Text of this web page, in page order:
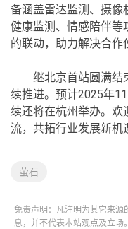
备涵盖雷达监测、摄像
健康监测、情感陪伴等
的联动，助力解决合作
继北京首站圆满结
续推进。预计2025年
续还将在杭州举办。欢
流，共拓行业发展新机
萤石
免责声明：凡注明为其它来
息，并不代表本站观点及立场